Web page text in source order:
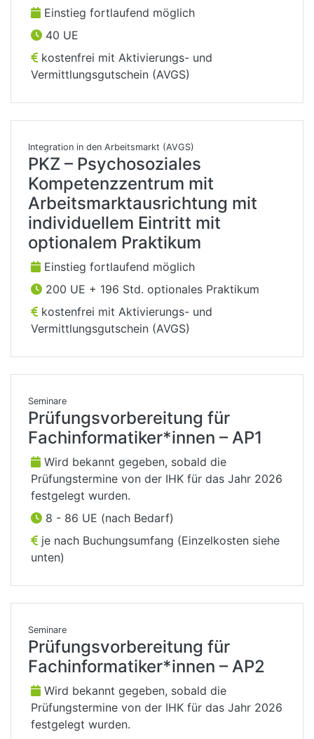
Einstieg fortlaufend möglich
40 UE
kostenfrei mit Aktivierungs- und
Vermittlungsgutschein (AVGS)
Integration in den Arbeitsmarkt (AVGS)
PKZ – Psychosoziales
Kompetenzzentrum mit
Arbeitsmarktausrichtung mit
individuellem Eintritt mit
optionalem Praktikum
Einstieg fortlaufend möglich
200 UE + 196 Std. optionales Praktikum
kostenfrei mit Aktivierungs- und
Vermittlungsgutschein (AVGS)
Seminare
Prüfungsvorbereitung für
Fachinformatiker*innen – AP1
Wird bekannt gegeben, sobald die
Prüfungstermine von der IHK für das Jahr 2026
festgelegt wurden.
8 - 86 UE (nach Bedarf)
je nach Buchungsumfang (Einzelkosten siehe
unten)
Seminare
Prüfungsvorbereitung für
Fachinformatiker*innen – AP2
Wird bekannt gegeben, sobald die
Prüfungstermine von der IHK für das Jahr 2026
festgelegt wurden.